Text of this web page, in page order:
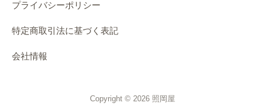
プライバシーポリシー
特定商取引法に基づく表記
会社情報
Copyright © 2026 照岡屋